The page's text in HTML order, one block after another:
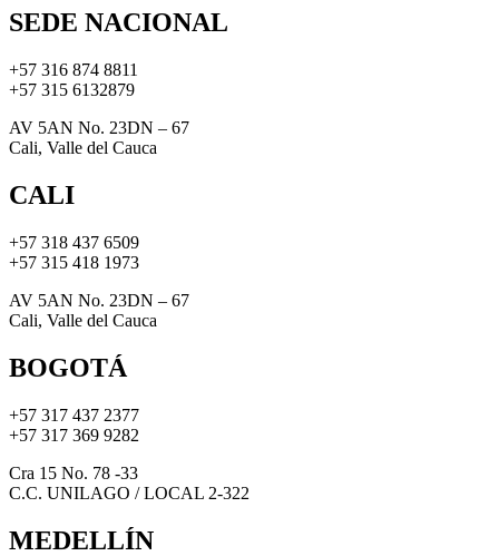
SEDE NACIONAL
+57 316 874 8811
+57 315 6132879
AV 5AN No. 23DN – 67
Cali, Valle del Cauca
CALI
+57 318 437 6509
+57 315 418 1973
AV 5AN No. 23DN – 67
Cali, Valle del Cauca
BOGOTÁ
+57 317 437 2377
+57 317 369 9282
Cra 15 No. 78 -33
C.C. UNILAGO / LOCAL 2-322
MEDELLÍN